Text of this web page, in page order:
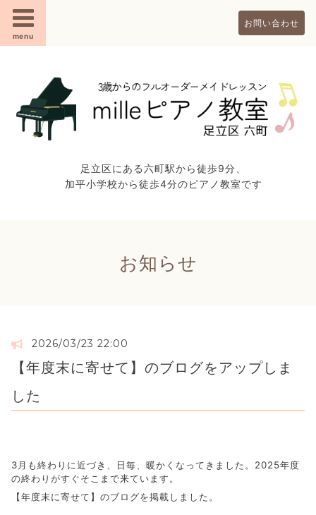
menu
お問い合わせ
足立区にある六町駅から徒歩9分、
加平小学校から徒歩4分のピアノ教室です
お知らせ
2026/03/23 22:00
【年度末に寄せて】のブログをアップしま
した
3月も終わりに近づき、日毎、暖かくなってきました。2025年度
の終わりがすぐそこまで来ています。
【年度末に寄せて】のブログを掲載しました。